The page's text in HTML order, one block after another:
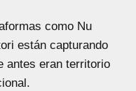
como Nu
están capturando
antes eran territorio